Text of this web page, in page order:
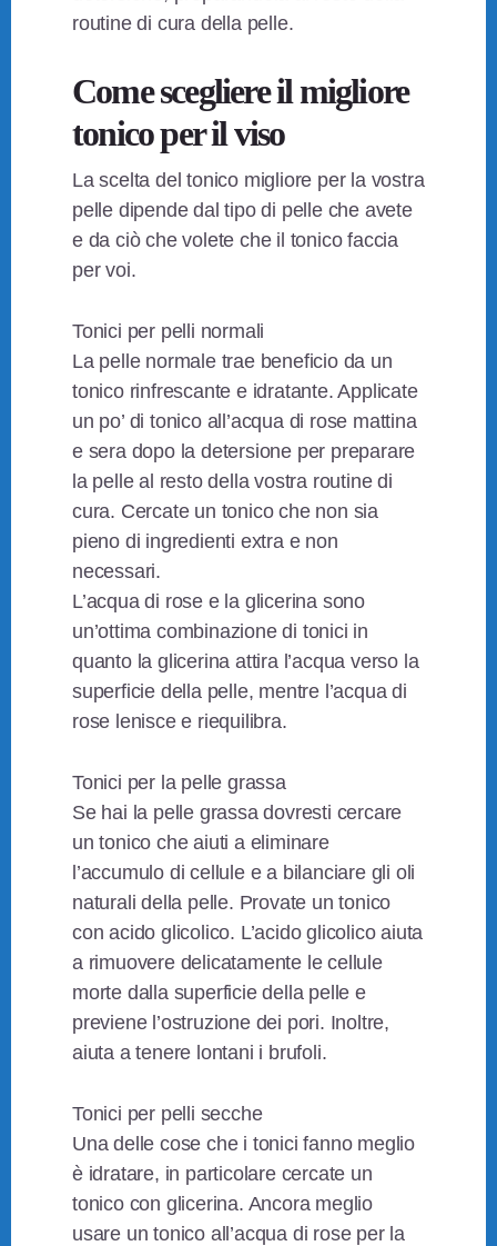
routine di cura della pelle.
Come scegliere il migliore
tonico per il viso
La scelta del tonico migliore per la vostra
pelle dipende dal tipo di pelle che avete
e da ciò che volete che il tonico faccia
per voi.
Tonici per pelli normali
La pelle normale trae beneficio da un
tonico rinfrescante e idratante. Applicate
un po’ di tonico all’acqua di rose mattina
e sera dopo la detersione per preparare
la pelle al resto della vostra routine di
cura. Cercate un tonico che non sia
pieno di ingredienti extra e non
necessari.
L’acqua di rose e la glicerina sono
un’ottima combinazione di tonici in
quanto la glicerina attira l’acqua verso la
superficie della pelle, mentre l’acqua di
rose lenisce e riequilibra.
Tonici per la pelle grassa
Se hai la pelle grassa dovresti cercare
un tonico che aiuti a eliminare
l’accumulo di cellule e a bilanciare gli oli
naturali della pelle. Provate un tonico
con acido glicolico. L’acido glicolico aiuta
a rimuovere delicatamente le cellule
morte dalla superficie della pelle e
previene l’ostruzione dei pori. Inoltre,
aiuta a tenere lontani i brufoli.
Tonici per pelli secche
Una delle cose che i tonici fanno meglio
è idratare, in particolare cercate un
tonico con glicerina. Ancora meglio
usare un tonico all’acqua di rose per la